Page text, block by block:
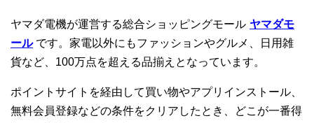
ヤマダ電機が運営する総合ショッピングモール ヤマダモ
ールです。家電以外にもファッションやグルメ、日用雑
貨など、100万点を超える品揃えとなっています。
ポイントサイトを経由して買い物やアプリインストール、
無料会員登録などの条件をクリアしたとき、どこが一番得